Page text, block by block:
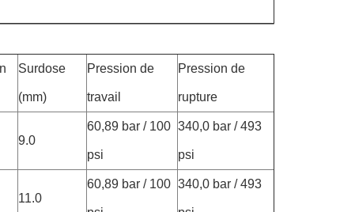
Surdose
(mm)
Pression de
travail
Pression de
rupture
9.0
60,89 bar / 100
psi
340,0 bar / 493
psi
11.0
60,89 bar / 100 340,0 bar / 493